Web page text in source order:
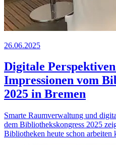
26.06.2025
Digitale
Impressionen vom
2025 in Bremen
Smarte Raumverwaltung und
dem Bibliothekskongress 2025
Bibliotheken heute schon arbeiten